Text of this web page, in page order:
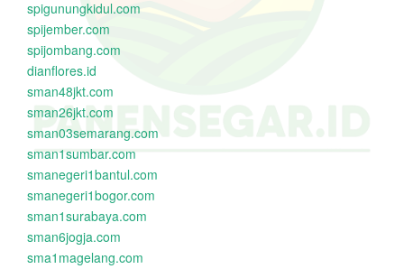
spigunungkidul.com
spijember.com
spijombang.com
dianflores.id
sman48jkt.com
sman26jkt.com
sman03semarang.com
sman1sumbar.com
smanegeri1bantul.com
smanegeri1bogor.com
sman1surabaya.com
sman6jogja.com
sma1magelang.com